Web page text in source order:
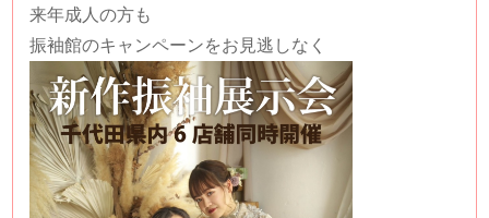
来年成人の方も
振袖館のキャンペーンをお見逃しなく